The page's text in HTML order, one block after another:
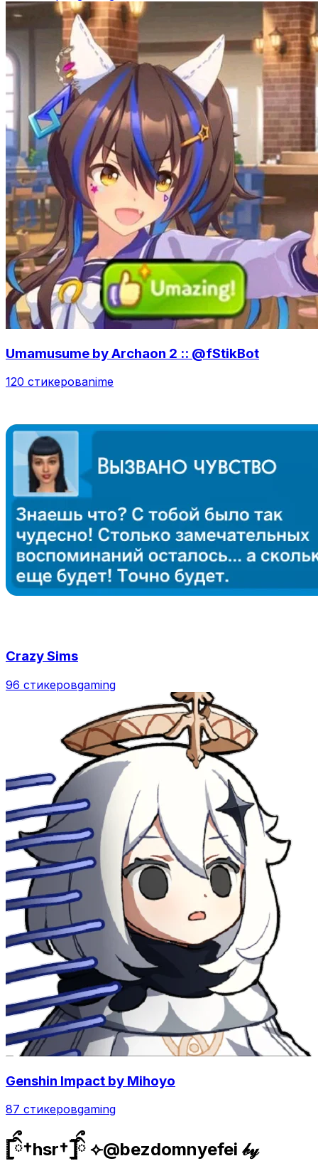
Umamusume by Archaon 2 :: @fStikBot
120 стикеровanime
Crazy Sims
96 стикеровgaming
Genshin Impact by Mihoyo
87 стикеровgaming
𓊈ིྀ†hsr†𓊉ིྀ ⟣@bezdomnyefei 𝒷𝓎